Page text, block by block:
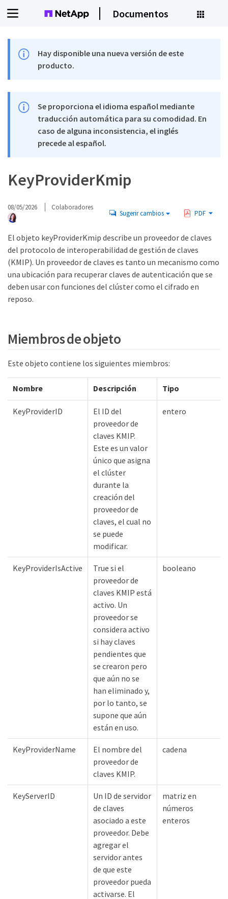
Documentos
Hay disponible una nueva versión de este
producto.
Se proporciona el idioma español mediante
traducción automática para su comodidad. En
caso de alguna inconsistencia, el inglés
precede al español.
KeyProviderKmip
08/05/2026 Colaboradores
Sugerir cambios PDF
El objeto keyProviderKmip describe un proveedor de claves
del protocolo de interoperabilidad de gestión de claves
(KMIP). Un proveedor de claves es tanto un mecanismo como
una ubicación para recuperar claves de autenticación que se
deben usar con funciones del clúster como el cifrado en
reposo.
Miembros de objeto
Este objeto contiene los siguientes miembros:
Nombre Descripción Tipo
KeyProviderID
El ID del
proveedor de
claves KMIP.
Este es un valor
único que asigna
el clúster
durante la
creación del
proveedor de
claves, el cual no
se puede
modificar.
entero
KeyProviderIsActive
True si el
proveedor de
claves KMIP está
activo. Un
proveedor se
considera activo
si hay claves
pendientes que
se crearon pero
que aún no se
han eliminado y,
por lo tanto, se
supone que aún
están en uso.
booleano
KeyProviderName
El nombre del
proveedor de
claves KMIP.
cadena
KeyServerID
Un ID de servidor
de claves
asociado a este
proveedor. Debe
agregar el
servidor antes
de que este
proveedor pueda
activarse. El
matriz en
números
enteros